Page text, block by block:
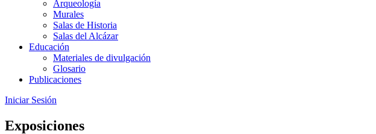
Arqueología
Murales
Salas de Historia
Salas del Alcázar
Educación
Materiales de divulgación
Glosario
Publicaciones
Iniciar Sesión
Exposiciones